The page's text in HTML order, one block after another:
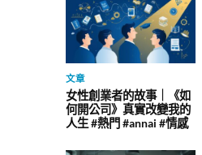
文章
女性創業者的故事｜《如
何開公司》真實改變我的
人生 #熱門 #annai #情感